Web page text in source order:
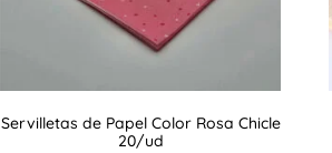
Servilletas de Papel Color Rosa Chicle
20/ud